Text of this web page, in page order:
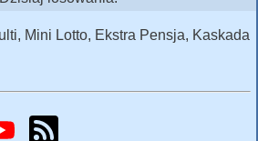
Mini Lotto, Ekstra Pensja, Kaskada